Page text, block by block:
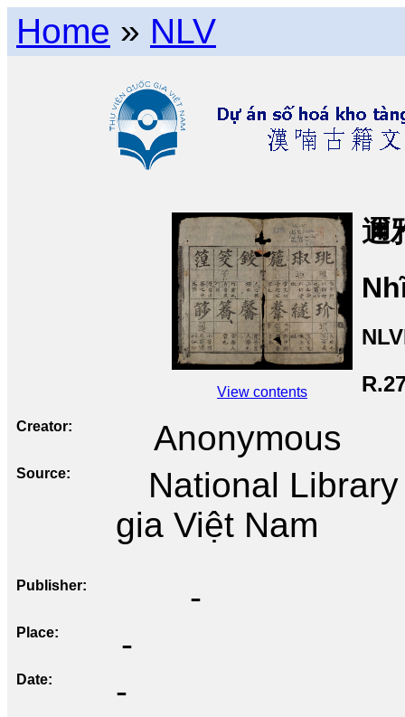
Home » NLV
View contents
邇
Creator Anonymous
Source
National
gia Việt Nam
Publisher -
Place -
Date -